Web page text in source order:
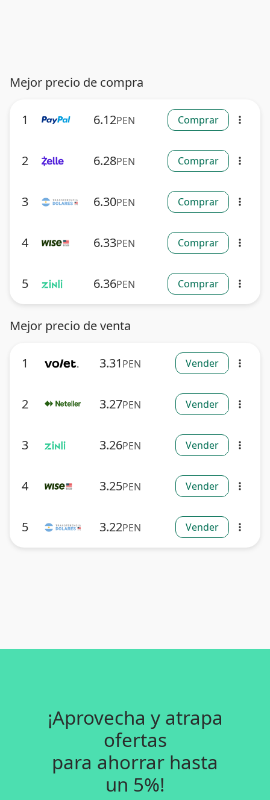
Mejor precio de compra
1 6.12PEN Comprar more_vert
2 6.28PEN Comprar more_vert
3 6.30PEN Comprar more_vert
4 6.33PEN Comprar more_vert
5 6.36PEN Comprar more_vert
Mejor precio de venta
1 3.31 PEN Vender more_vert
2 3.27PEN Vender more_vert
3 3.26PEN Vender more_vert
4 3.25PEN Vender more_vert
5 3.22PEN Vender more_vert
¡Aprovecha y atrapa
ofertas
para ahorrar hasta
un 5%!